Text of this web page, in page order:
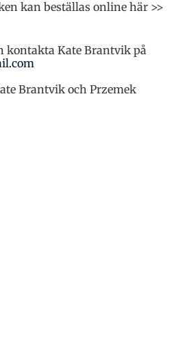
kan beställas online här >>
kontakta Kate Brantvik på
Brantvik och Przemek